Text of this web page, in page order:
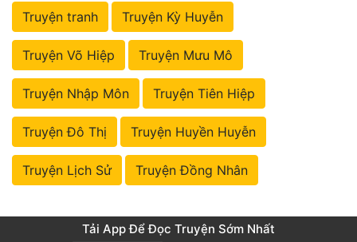
Truyện tranh Truyện Kỳ Huyễn
Truyện Võ Hiệp Truyện Mưu Mô
Truyện Nhập Môn Truyện Tiên Hiệp
Truyện Đô Thị Truyện Huyền Huyễn
Truyện Lịch Sử Truyện Đồng Nhân
Tải App Để Đọc Truyện Sớm Nhất